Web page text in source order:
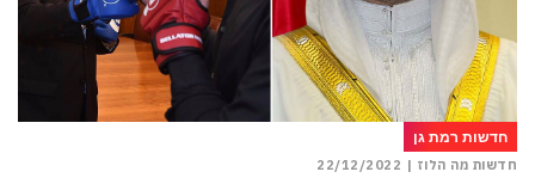
חדשות רמת גן
חדשות מה הלוז | 22/12/2022